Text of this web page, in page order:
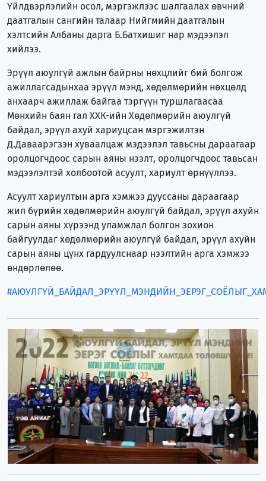
Үйлдвэрлэлийн осол, мэргэжлээс шалгаалах өвчний
даатгалын сангийн талаар Нийгмийн даатгалын
хэлтсийн Албаны дарга Б.Батхишиг нар мэдээлэл
хийлээ.
Эрүүл аюулгүй ажлын байрны нөхцлийг бий болгож
ажиллагсадынхаа эрүүл мэнд, хөдөлмөрийн нөхцөлд
анхаарч ажиллаж байгаа тэргүүн туршлагаасаа
Мөнхийн баян гал ХХК-ийн Хөдөлмөрийн аюулгүй
байдал, эрүүл ахуй хариуцсан мэргэжилтэн
Д.Даваарэгзэн хуваалцаж мэдээлэл тавьсны дараагаар
оролцогчдоос сарын аяны нээлт, оролцогчдоос тавьсан
мэдээлэлтэй холбоотой асуулт, хариулт өрнүүллээ.
Асуулт хариултын арга хэмжээ дууссаны дараагаар
жил бүрийн хөдөлмөрийн аюулгүй байдал, эрүүл ахуйн
сарын аяны хүрээнд уламжлал болгон зохион
байгуулдаг хөдөлмөрийн аюулгүй байдал, эрүүл ахуйн
сарын аяны цүнх гардуулснаар нээлтийн арга хэмжээ
өндөрлөлөө.